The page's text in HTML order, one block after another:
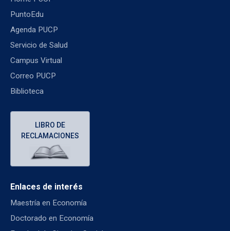
PuntoEdu
Agenda PUCP
Servicio de Salud
Campus Virtual
Correo PUCP
Biblioteca
LIBRO DE
RECLAMACIONES
Enlaces de interés
Maestría en Economía
Doctorado en Economía